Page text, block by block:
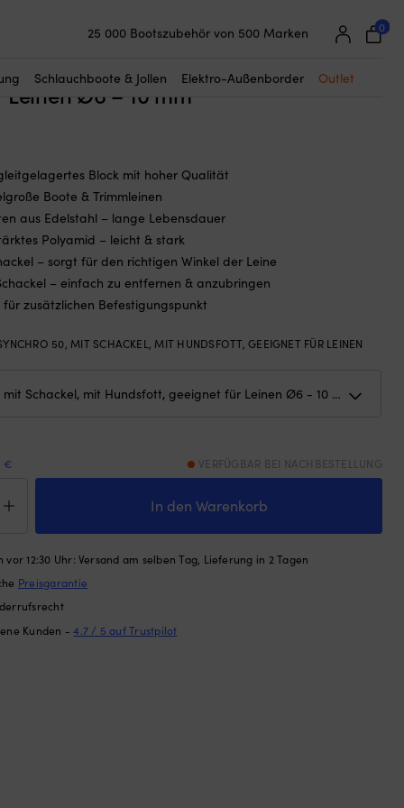
25 000 Bootszubehör von 500 Marken
0
Schlauchboote & Jollen Elektro-Außenborder Outlet
mit Schackel Lewmar Synchro 50,
gleitgelagert, mit Hundsvott,
Ø6 – 10 mm
Block mit hoher Qualität
Boote & Trimmleinen
aus Edelstahl – lange Lebensdauer
Polyamid – leicht & stark
– sorgt für den richtigen Winkel der Leine
– einfach zu entfernen & anzubringen
zusätzlichen Befestigungspunkt
50, MIT SCHACKEL, MIT HUNDSFOTT, GEEIGNET FÜR LEINEN
€ VERFÜGBAR BEI NACHBESTELLUNG
In den Warenkorb
vor 12:30 Uhr: Versand am selben Tag, Lieferung in 2 Tagen
Preisgarantie
Kunden -4.7 / 5 auf Trustpilot